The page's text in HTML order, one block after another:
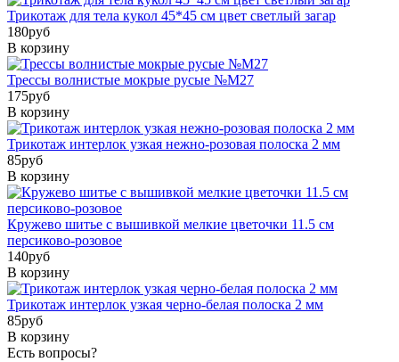
Трикотаж для тела кукол 45*45 см цвет светлый загар
180pуб
В корзину
Трессы волнистые мокрые русые №М27
175pуб
В корзину
Трикотаж интерлок узкая нежно-розовая полоска 2 мм
85pуб
В корзину
Кружево шитье с вышивкой мелкие цветочки 11.5 см
персиково-розовое
140pуб
В корзину
Трикотаж интерлок узкая черно-белая полоска 2 мм
85pуб
В корзину
Есть вопросы?